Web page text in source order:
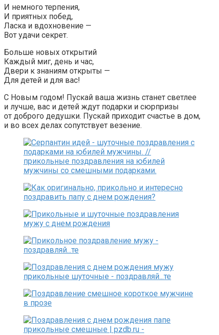
И немного терпения,
И приятных побед,
Ласка и вдохновение —
Вот удачи секрет.
Больше новых открытий
Каждый миг, день и час,
Двери к знаниям открыты —
Для детей и для вас!
С Новым годом! Пускай ваша жизнь станет светлее
и лучше, вас и детей ждут подарки и сюрпризы
от доброго дедушки. Пускай приходит счастье в дом,
и во всех делах сопутствует везение.